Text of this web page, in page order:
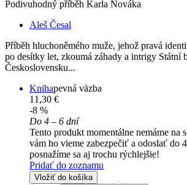
Podivuhodný příběh Karla Nováka
Aleš Česal
Příběh hluchoněmého muže, jehož pravá
po desítky let, zkoumá záhady a intrigy Státní
Československu...
Knihapevná väzba
11,30 €
-8 %
Do 4 – 6 dní
Tento produkt momentálne nemáme na
vám ho vieme zabezpečiť a odoslať do
posnažíme sa aj trochu rýchlejšie!
Pridať do zoznamu
Vložiť do košíka